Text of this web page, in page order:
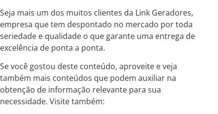
Seja mais um dos muitos clientes da Link Geradores,
empresa que tem despontado no mercado por toda
seriedade e qualidade o que garante uma entrega de
excelência de ponta a ponta.
Se você gostou deste conteúdo, aproveite e veja
também mais conteúdos que podem auxiliar na
obtenção de informação relevante para sua
necessidade. Visite também: